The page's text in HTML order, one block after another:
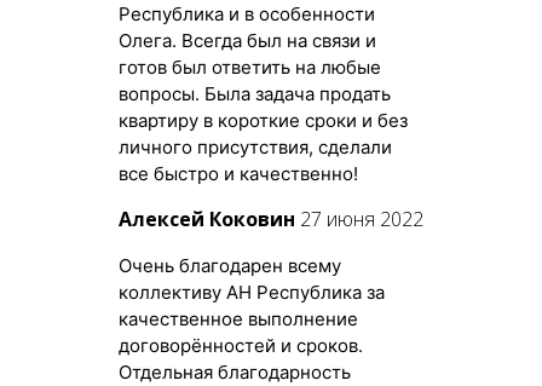
Республика и в особенности
Олега. Всегда был на связи и
готов был ответить на любые
вопросы. Была задача продать
квартиру в короткие сроки и без
личного присутствия, сделали
все быстро и качественно!
Алексей Коковин 27 июня 2022
Очень благодарен всему
коллективу АН Республика за
качественное выполнение
договорённостей и сроков.
Отдельная благодарность